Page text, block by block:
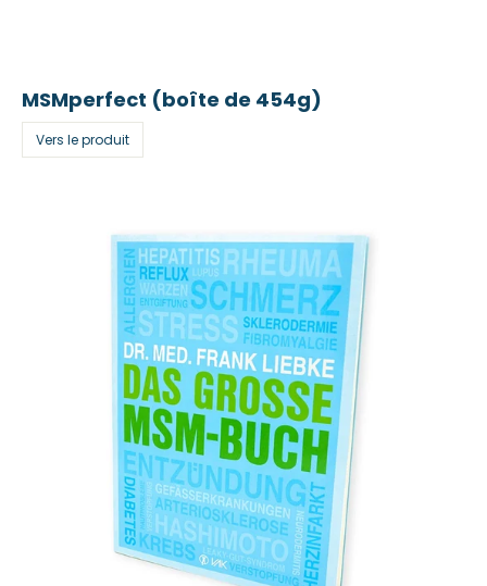
MSMperfect (boîte de 454g)
Vers le produit